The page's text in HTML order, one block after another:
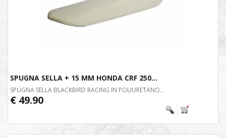
SPUGNA SELLA + 15 MM HONDA CRF 250...
SPUGNA SELLA BLACKBIRD RACING IN POLIURETANO...
€ 49.90